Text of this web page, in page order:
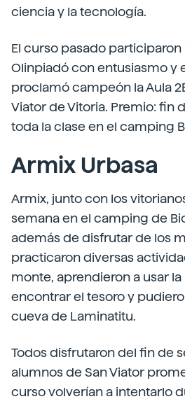
ciencia y la tecnología.
El curso pasado participaron
Olinpiadó con entusiasmo y
proclamó campeón la Aula
Viator de Vitoria. Premio: fin
toda la clase en el camping
Armix Urbasa
Armix, junto con los
semana en el camping de
además de disfrutar de los
practicaron diversas
monte, aprendieron a usar
encontrar el tesoro y
cueva de Laminatitu.
Todos disfrutaron del fin de
alumnos de San Viator
curso volverían a intentarlo